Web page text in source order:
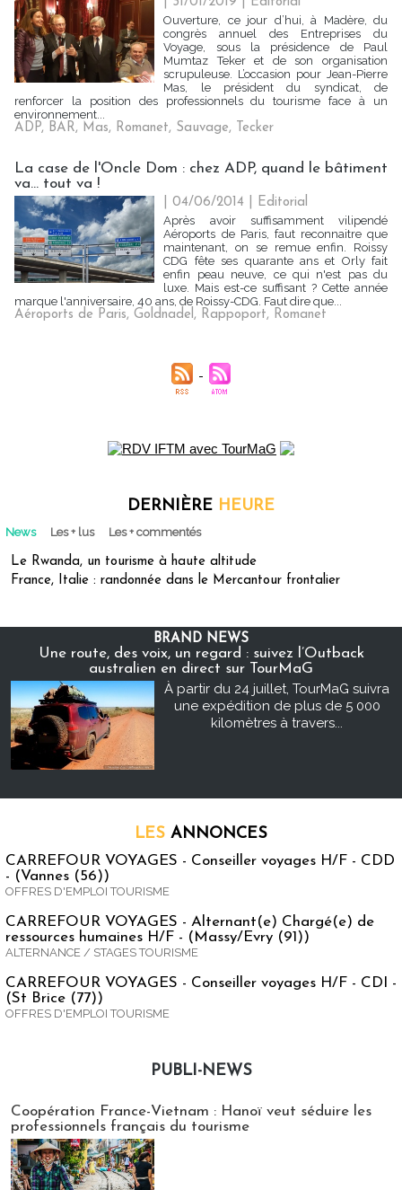
Ouverture, ce jour d’hui, à Madère, du
congrès annuel des Entreprises du
Voyage, sous la présidence de Paul
Mumtaz Teker et de son organisation
scrupuleuse. L’occasion pour Jean-Pierre
Mas, le président du syndicat, de
renforcer la position des professionnels du tourisme face à un
environnement...
ADP, BAR, Mas, Romanet, Sauvage, Tecker
La case de l'Oncle Dom : chez ADP, quand le bâtiment
va… tout va !
| 04/06/2014
Editorial
Après avoir suffisamment vilipendé
Aéroports de Paris, faut reconnaitre que
maintenant, on se remue enfin. Roissy
CDG fête ses quarante ans et Orly fait
enfin peau neuve, ce qui n'est pas du
luxe. Mais est-ce suffisant ? Cette année
marque l'anniversaire, 40 ans, de Roissy-CDG. Faut dire que...
Aéroports de Paris, Goldnadel, Rappoport, Romanet
DERNIÈRE HEURE
News Les + lus Les + commentés
Le Rwanda, un tourisme à haute altitude
France, Italie : randonnée dans le Mercantour frontalier
BRAND NEWS
Une route, des voix, un regard : suivez l’Outback
australien en direct sur TourMaG
À partir du 24 juillet, TourMaG suivra
une expédition de plus de 5 000
kilomètres à travers...
LES ANNONCES
CARREFOUR VOYAGES - Conseiller voyages H/F - CDD
- (Vannes (56))
OFFRES D'EMPLOI TOURISME
CARREFOUR VOYAGES - Alternant(e) Chargé(e) de
ressources humaines H/F - (Massy/Evry (91))
ALTERNANCE / STAGES TOURISME
CARREFOUR VOYAGES - Conseiller voyages H/F - CDI -
(St Brice (77))
OFFRES D'EMPLOI TOURISME
PUBLI-NEWS
Coopération France-Vietnam : Hanoï veut séduire les
professionnels français du tourisme